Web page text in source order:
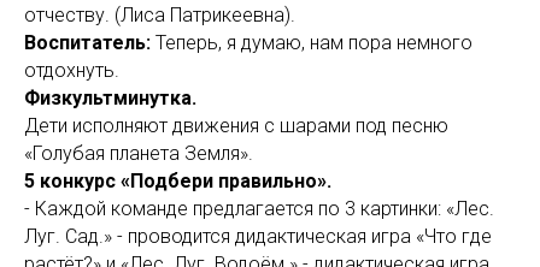
отчеству. (Лиса Патрикеевна).
Воспитатель: Теперь, я думаю, нам пора немного
отдохнуть.
Физкультминутка.
Дети исполняют движения с шарами под песню
«Голубая планета Земля».
5 конкурс «Подбери правильно».
- Каждой команде предлагается по 3 картинки: «Лес.
Луг. Сад.» - проводится дидактическая игра «Что где